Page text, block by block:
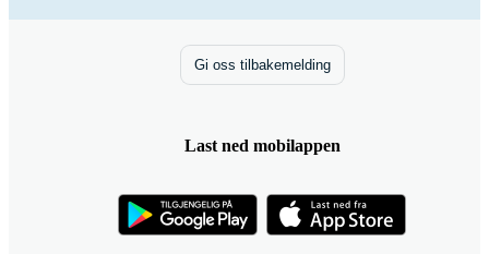
Gi oss tilbakemelding
Last ned mobilappen